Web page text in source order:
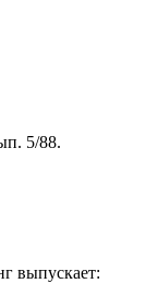
5/88.
выпускает: